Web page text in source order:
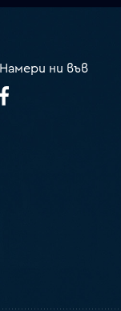
Намери ни във